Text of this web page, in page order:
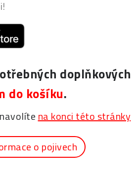
doplňkových
do košíku.
na konci této stránky
o pojivech